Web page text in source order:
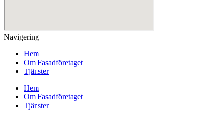
Navigering
Hem
Om Fasadföretaget
Tjänster
Hem
Om Fasadföretaget
Tjänster